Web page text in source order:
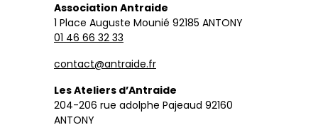
Association Antraide
1 Place Auguste Mounié 92185 ANTONY
01 46 66 32 33
contact@antraide.fr
Les Ateliers d’Antraide
204-206 rue adolphe Pajeaud 92160
ANTONY